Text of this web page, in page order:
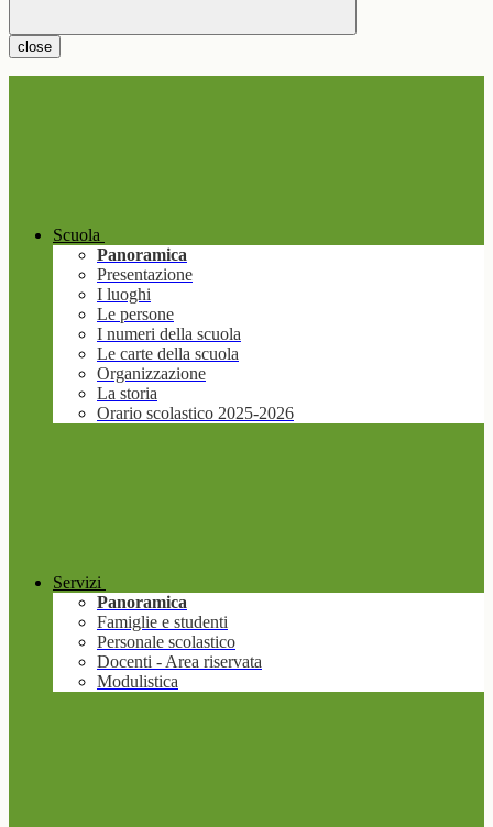
close
Scuola
Panoramica
Presentazione
I luoghi
Le persone
I numeri della scuola
Le carte della scuola
Organizzazione
La storia
Orario scolastico 2025-2026
Servizi
Panoramica
Famiglie e studenti
Personale scolastico
Docenti - Area riservata
Modulistica